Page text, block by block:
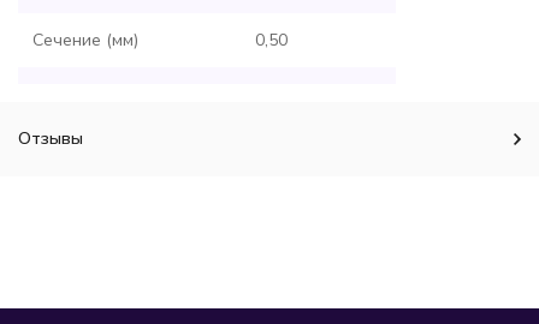
Сечение (мм) 0,50
Разрывная нагрузка (кг)
Отзывы